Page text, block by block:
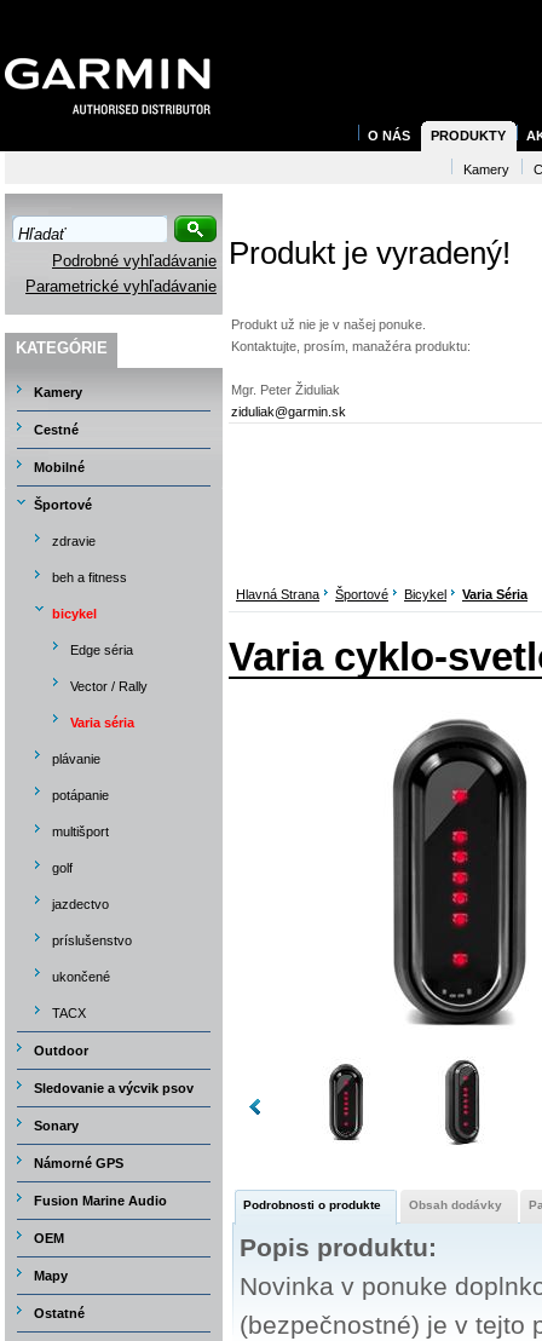
Produkt je vyradený!
Produkt už nie je v našej ponuke.
Kontaktujte, prosím, manažéra produktu:
Mgr. Peter Židuliak
ziduliak@garmin.sk
Hlavná Strana Športové Bicykel Varia Séria
Varia cyklo-
Podrobnosti o produkte Obsah dodávky
Popis produktu:
Novinka v ponuke
(bezpečnostné) je v tejto
Podrobné vyhľadávanie
Parametrické vyhľadávanie
KATEGÓRIE
Kamery
Cestné
Mobilné
Športové
zdravie
beh a fitness
bicykel
Edge séria
Vector / Rally
Varia séria
plávanie
potápanie
multišport
golf
jazdectvo
príslušenstvo
ukončené
TACX
Outdoor
Sledovanie a výcvik psov
Sonary
Námorné GPS
Fusion Marine Audio
OEM
Mapy
Ostatné
O NÁS PRODUKTY
Kamery